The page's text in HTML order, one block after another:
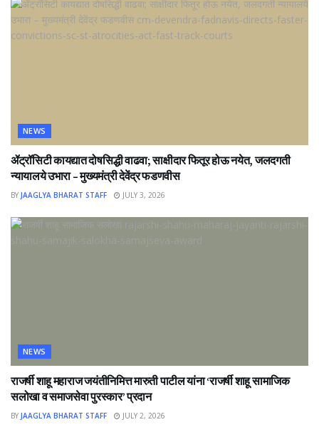
NEWS
ॲट्रॉसिटी कायद्यात दोषसिद्धी वाढवा; साक्षीदार फितूर होऊ नयेत, जलदगती
न्यायालये उभारा – मुख्यमंत्री देवेंद्र फडणवीस
BY JAAGLYA BHARAT STAFF JULY 3, 2026
NEWS
राजर्षी शाहू महाराज जयंतीनिमित्त मारुती पाटील यांना ‘राजर्षी शाहू सामाजिक
सलोखा व समाजसेवा पुरस्कार’ प्रदान
BY JAAGLYA BHARAT STAFF JULY 2, 2026